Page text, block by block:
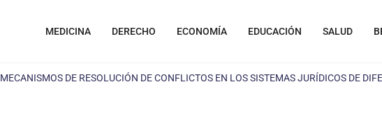
MEDICINA DERECHO ECONOMÍA EDUCACIÓN SALUD
MECANISMOS DE RESOLUCIÓN DE CONFLICTOS EN LOS SISTEMAS JURÍDICOS DE